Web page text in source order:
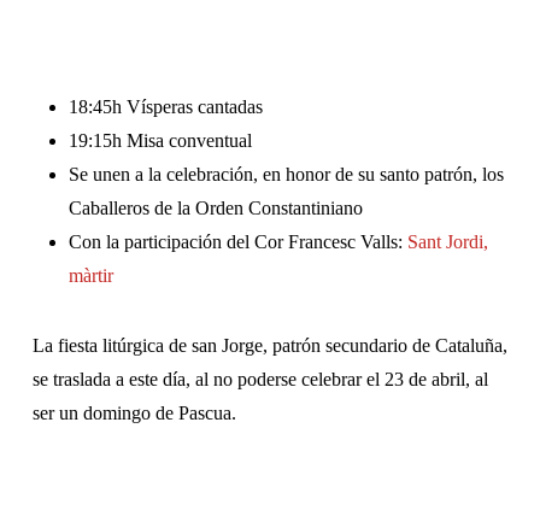
18:45h Vísperas cantadas
19:15h Misa conventual
Se unen a la celebración, en honor de su santo patrón, los
Caballeros de la Orden Constantiniano
Con la participación del Cor Francesc Valls: Sant Jordi,
màrtir
La fiesta litúrgica de san Jorge, patrón secundario de Cataluña,
se traslada a este día, al no poderse celebrar el 23 de abril, al
ser un domingo de Pascua.